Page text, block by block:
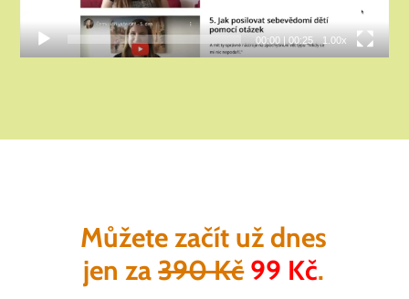
00:00| 00:25 1.00x
Můžete začít už dnes
jen za390 Kč 99 Kč.